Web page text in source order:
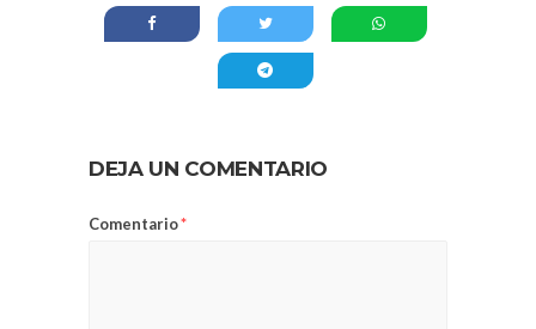
DEJA UN COMENTARIO
Comentario*